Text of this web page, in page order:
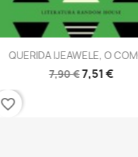
Vista rápida
QUERIDA IJEAWELE, O
7,90 €7,51 €
favorite_border